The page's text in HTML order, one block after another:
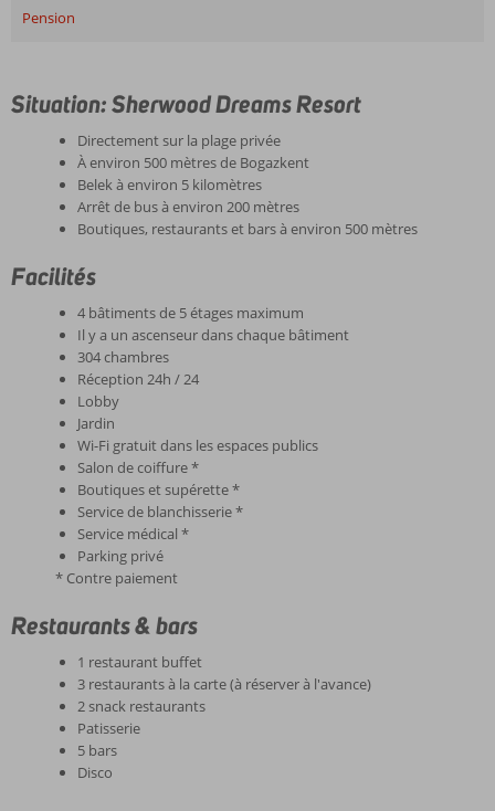
Pension
Situation: Sherwood Dreams Resort
Directement sur la plage privée
À environ 500 mètres de Bogazkent
Belek à environ 5 kilomètres
Arrêt de bus à environ 200 mètres
Boutiques, restaurants et bars à environ 500 mètres
Facilités
4 bâtiments de 5 étages maximum
Il y a un ascenseur dans chaque bâtiment
304 chambres
Réception 24h / 24
Lobby
Jardin
Wi-Fi gratuit dans les espaces publics
Salon de coiffure *
Boutiques et supérette *
Service de blanchisserie *
Service médical *
Parking privé
* Contre paiement
Restaurants & bars
1 restaurant buffet
3 restaurants à la carte (à réserver à l'avance)
2 snack restaurants
Patisserie
5 bars
Disco